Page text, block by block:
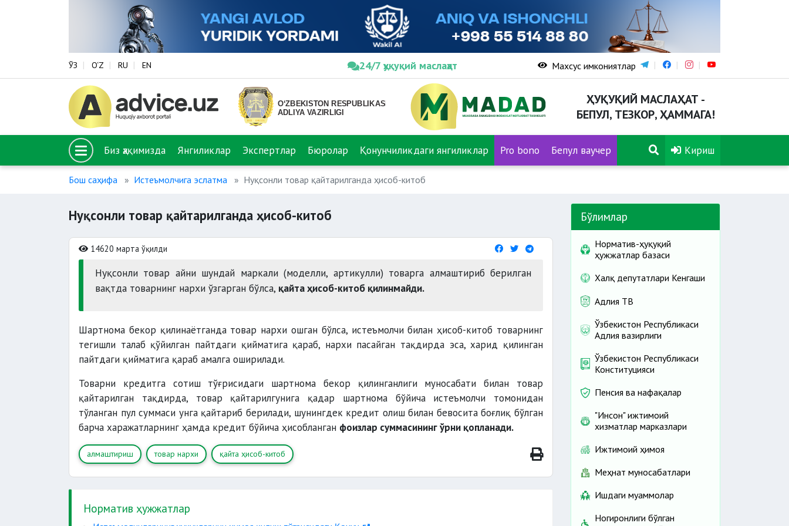
ЎЗ O‘Z RU EN 24/7 ҳуқуқий маслаҳат Махсус имкониятлар
ҲУҚУҚИЙ МАСЛАҲАТ -
БЕПУЛ, ТЕЗКОР, ҲАММАГА!
Биз ҳақимизда Янгиликлар Экспертлар Бюролар Қонунчиликдаги янгиликлар Pro bono Бепул ваучер Кириш
Бош саҳифа Истеъмолчига эслатма Нуқсонли товар қайтарилганда ҳисоб-китоб
Нуқсонли товар қайтарилганда ҳисоб-китоб
14620 марта ўқилди
Нуқсонли товар айни шундай маркали (моделли, артикулли) товарга алмаштириб берилган
вақтда товарнинг нархи ўзгарган бўлса, қайта ҳисоб-китоб қилинмайди.
Шартнома бекор қилинаётганда товар нархи ошган бўлса, истеъмолчи билан ҳисоб-китоб товарнинг
тегишли талаб қўйилган пайтдаги қийматига қараб, нархи пасайган тақдирда эса, харид қилинган
пайтдаги қийматига қараб амалга оширилади.
Товарни кредитга сотиш тўғрисидаги шартнома бекор қилинганлиги муносабати билан товар
қайтарилган тақдирда, товар қайтарилгунига қадар шартнома бўйича истеъмолчи томонидан
тўланган пул суммаси унга қайтариб берилади, шунингдек кредит олиш билан бевосита боғлиқ бўлган
барча харажатларнинг ҳамда кредит бўйича ҳисобланган фоизлар суммасининг ўрни қопланади.
алмаштириш товар нархи қайта ҳисоб-китоб
Норматив ҳужжатлар
Бўлимлар
Норматив-ҳуқуқий
ҳужжатлар базаси
Халқ депутатлари Кенгаши
Адлия ТВ
Ўзбекистон Республикаси
Адлия вазирлиги
Ўзбекистон Республикаси
Конституцияси
Пенсия ва нафақалар
"Инсон" ижтимоий
хизматлар марказлари
Ижтимоий ҳимоя
Меҳнат муносабатлари
Ишдаги муаммолар
Ногиронлиги бўлган